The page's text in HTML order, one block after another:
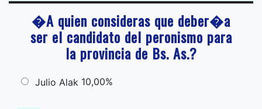
�A quien consideras que deber�a
ser el candidato del peronismo para
la provincia de Bs. As.?
Julio Alak 10,00%